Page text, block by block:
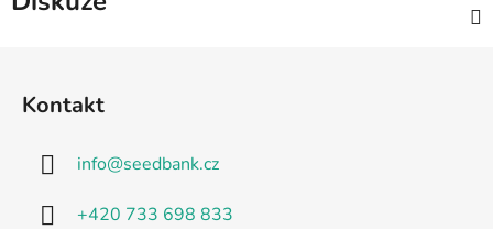
Kontakt
info@seedbank.cz
+420 733 698 833